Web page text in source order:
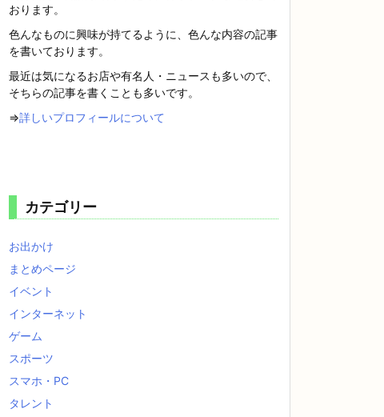
おります。
色んなものに興味が持てるように、色んな内容の記事
を書いております。
最近は気になるお店や有名人・ニュースも多いので、
そちらの記事を書くことも多いです。
⇒詳しいプロフィールについて
カテゴリー
お出かけ
まとめページ
イベント
インターネット
ゲーム
スポーツ
スマホ・PC
タレント